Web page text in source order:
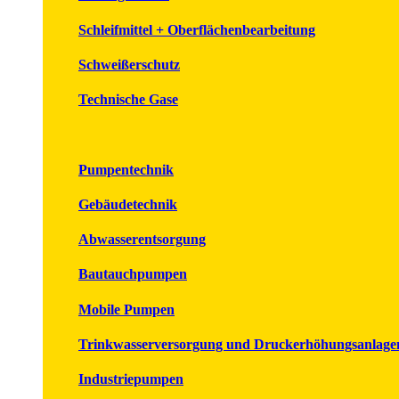
Schleifmittel + Oberflächenbearbeitung
Schweißerschutz
Technische Gase
Pumpentechnik
Gebäudetechnik
Abwasserentsorgung
Bautauchpumpen
Mobile Pumpen
Trinkwasserversorgung und
Industriepumpen